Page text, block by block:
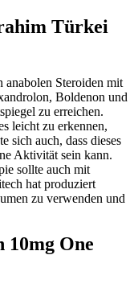
Türkei
anabolen Steroiden mit
Boldenon und
zu erreichen.
leicht zu erkennen,
sich auch, dass dieses
Aktivität sein kann.
sollte auch mit
hat produziert
zu verwenden und
10mg One